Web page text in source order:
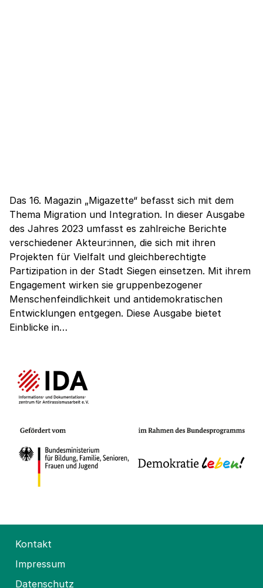
Das 16. Magazin „Migazette“ befasst sich mit dem
Thema Migration und Integration. In dieser Ausgabe
des Jahres 2023 umfasst es zahlreiche Berichte
verschiedener Akteur:innen, die sich mit ihren
Projekten für Vielfalt und gleichberechtigte
Partizipation in der Stadt Siegen einsetzen. Mit ihrem
Engagement wirken sie gruppenbezogener
Menschenfeindlichkeit und antidemokratischen
Entwicklungen entgegen. Diese Ausgabe bietet
Einblicke in…
Kontakt
Impressum
Datenschutz